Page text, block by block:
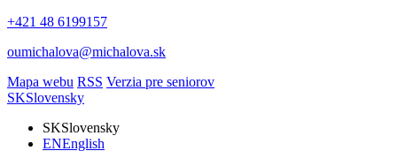
+421 48 6199157
oumichalova@michalova.sk
Mapa webu RSS Verzia pre seniorov
SKSlovensky
SKSlovensky
ENEnglish